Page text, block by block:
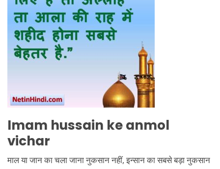
Imam hussain ke anmol
vichar
माल या जान का चला जाना नुकसान नहीं, इन्सान का सबसे बड़ा नुकसान